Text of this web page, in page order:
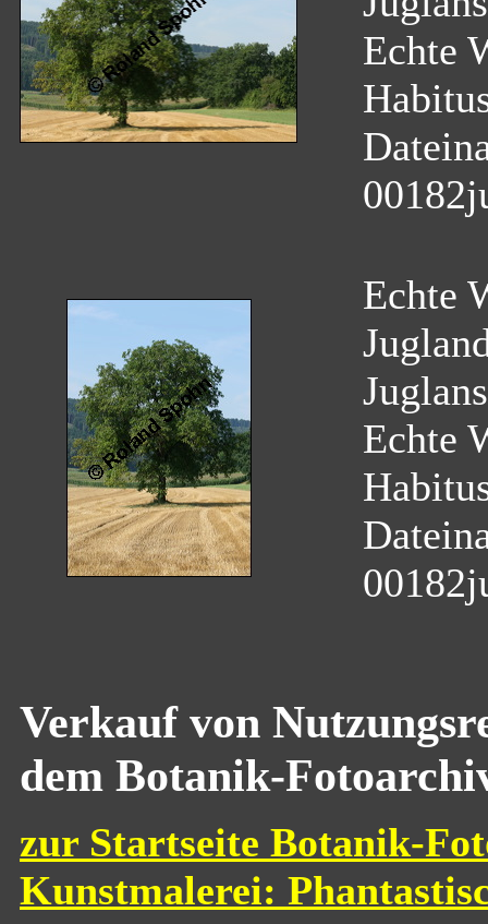
Echte
Echte
Echte
Verkauf von
dem Botanik-
zur Startseite Botanik-
Kunstmalerei: